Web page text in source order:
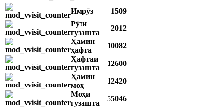
Имрӯз
1509
Рӯзи
гузашта
2012
Ҳамин
ҳафта
10082
Ҳафтаи
гузашта
12600
Ҳамин
моҳ
12420
Моҳи
гузашта
55046